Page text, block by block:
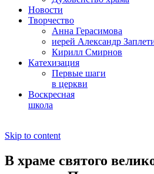
Новости
Творчество
Анна Герасимова
иерей Александр
Кирилл Смирнов
Катехизация
Первые шаги
в церкви
Воскресная
школа
Skip to content
В храме святого